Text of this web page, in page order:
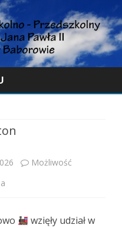
Możliwość
wzięły udział w